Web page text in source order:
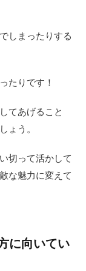
しまったりする
たりです！
てあげること
ょう。
切って活かして
な魅力に変えて
に向いてい